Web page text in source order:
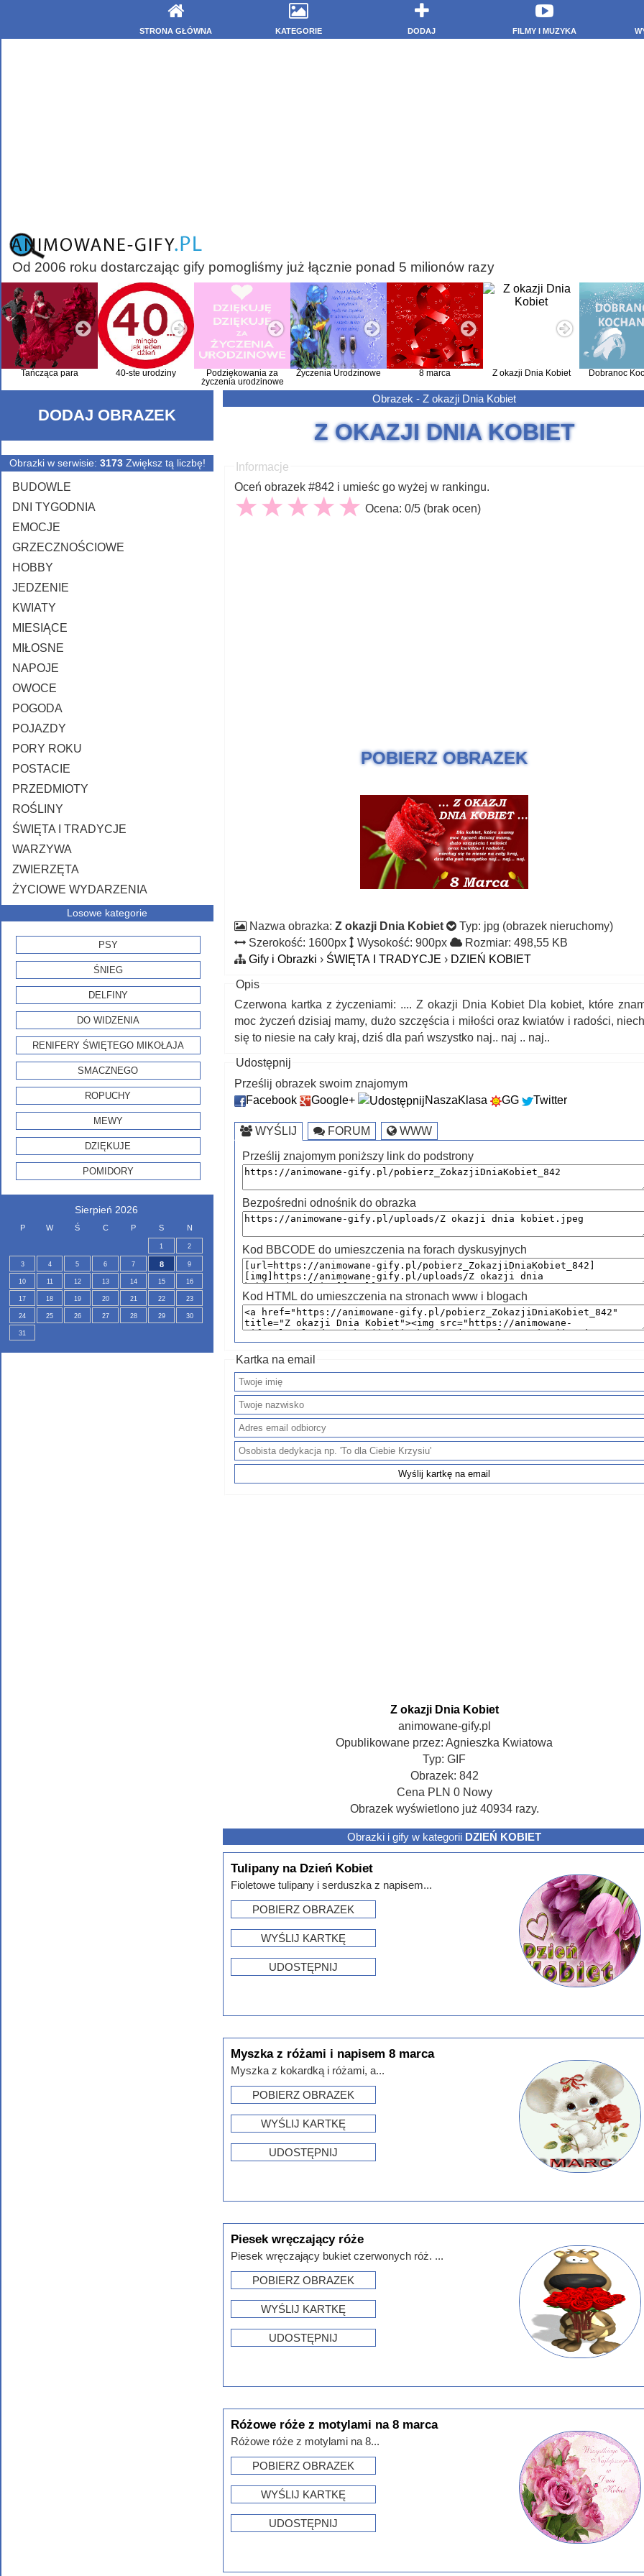
STRONA GŁÓWNA KATEGORIE DODAJ FILMY I MUZYKA
Od 2006 roku dostarczając gify pomogliśmy już łącznie ponad 5 milionów razy
Tańcząca para 40-ste urodziny
Podziękowania za
życzenia urodzinowe
Życzenia Urodzinowe 8 marca Z okazji Dnia Kobiet Dobranoc
DODAJ OBRAZEK
Obrazki w serwisie: 3173Zwiększ tą liczbę!
BUDOWLE
DNI TYGODNIA
EMOCJE
GRZECZNOŚCIOWE
HOBBY
JEDZENIE
KWIATY
MIESIĄCE
MIŁOSNE
NAPOJE
OWOCE
POGODA
POJAZDY
PORY ROKU
POSTACIE
PRZEDMIOTY
ROŚLINY
ŚWIĘTA I TRADYCJE
WARZYWA
ZWIERZĘTA
ŻYCIOWE WYDARZENIA
Losowe kategorie
PSY
ŚNIEG
DELFINY
DO WIDZENIA
RENIFERY ŚWIĘTEGO MIKOŁAJA
SMACZNEGO
ROPUCHY
MEWY
DZIĘKUJE
POMIDORY
Sierpień 2026
P W Ś C P S N
1 2
3 4 5 6 7 8 9
10 11 12 13 14 15 16
17 18 19 20 21 22 23
24 25 26 27 28 29 30
31
Obrazek - Z okazji Dnia Kobiet
Z OKAZJI DNIA KOBIET
Informacje
Oceń obrazek #842 i umieśc go wyżej w rankingu.
Ocena: 0/5 (brak ocen)
POBIERZ OBRAZEK
Nazwa obrazka:Z okazji Dnia Kobiet
Typ: jpg (obrazek nieruchomy)
Szerokość: 1600px
Wysokość: 900px
Rozmiar: 498,55 KB
Gify i Obrazki › ŚWIĘTA I TRADYCJE › DZIEŃ KOBIET
Opis
Czerwona kartka z życzeniami: .... Z okazji Dnia Kobiet Dla kobiet, które znamy,
moc życzeń dzisiaj mamy, dużo szczęścia i miłości oraz kwiatów i radości,
się to niesie na cały kraj, dziś dla pań wszystko naj.. naj .. naj..
Udostępnij
Prześlij obrazek swoim znajomym
Facebook
Google+ NaszaKlasa GG Twitter
WYŚLIJ FORUM WWW
Prześlij znajomym poniższy link do podstrony
Bezpośredni odnośnik do obrazka
Kod BBCODE do umieszczenia na forach dyskusyjnych
Kod HTML do umieszczenia na stronach www i blogach
Kartka na email
Z okazji Dnia Kobiet
animowane-gify.pl
Opublikowane przez:Agnieszka Kwiatowa
Typ:GIF
Obrazek: 842
Cena PLN 0Nowy
Obrazek wyświetlono już 40934 razy.
Obrazki i gify w kategorii DZIEŃ KOBIET
Tulipany na Dzień Kobiet
Fioletowe tulipany i serduszka z napisem...
POBIERZ OBRAZEK
WYŚLIJ KARTKĘ
UDOSTĘPNIJ
Myszka z różami i napisem 8 marca
Myszka z kokardką i różami, a...
POBIERZ OBRAZEK
WYŚLIJ KARTKĘ
UDOSTĘPNIJ
Piesek wręczający róże
Piesek wręczający bukiet czerwonych róż. ...
POBIERZ OBRAZEK
WYŚLIJ KARTKĘ
UDOSTĘPNIJ
Różowe róże z motylami na 8 marca
Różowe róże z motylami na 8...
POBIERZ OBRAZEK
WYŚLIJ KARTKĘ
UDOSTĘPNIJ